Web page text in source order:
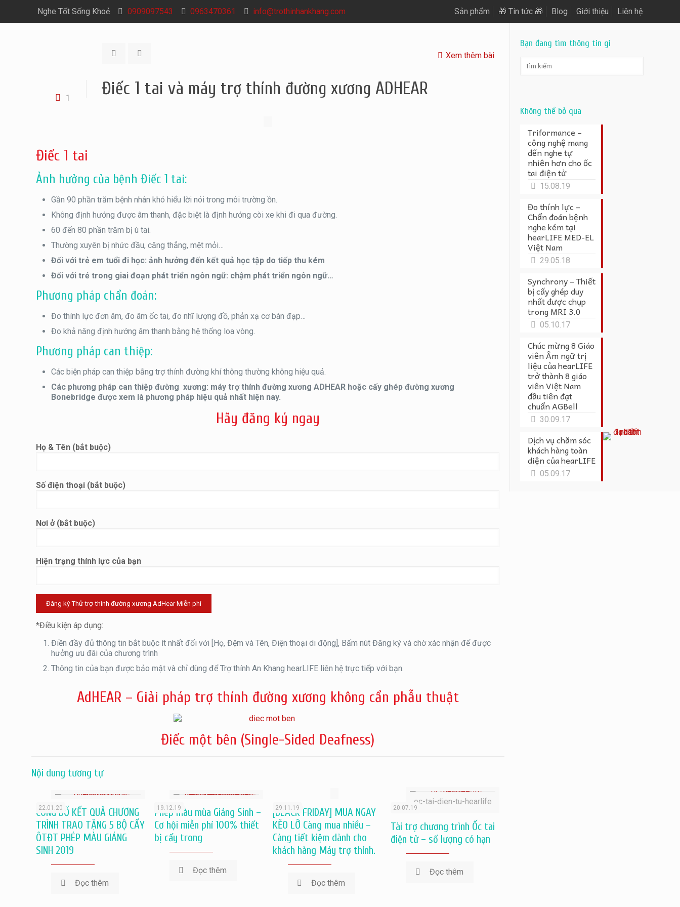
Nghe Tốt Sống Khoẻ 0909097543 0963470361 info@trothinhankhang.com Sản phẩm 🎁 Tin tức 🎁 Blog Giới thiệu Liên hệ
Xem thêm bài
1 Điếc 1 tai và máy trợ thính đường xương ADHEAR
Điếc 1 tai
Ảnh hưởng của bệnh Điếc 1 tai:
Gần 90 phần trăm bệnh nhân khó hiểu lời nói trong môi trường ồn.
Không định hướng được âm thanh, đặc biệt là định hướng còi xe khi đi qua đường.
60 đến 80 phần trăm bị ù tai.
Thường xuyên bị nhức đầu, căng thẳng, mệt mỏi…
Đối với trẻ em tuổi đi học: ảnh hưởng đến kết quả học tập do tiếp thu kém
Đối với trẻ trong giai đoạn phát triển ngôn ngữ: chậm phát triển ngôn ngữ…
Phương pháp chẩn đoán:
Đo thính lực đơn âm, đo âm ốc tai, đo nhĩ lượng đồ, phản xạ cơ bàn đạp…
Đo khả năng định hướng âm thanh bằng hệ thống loa vòng.
Phương pháp can thiệp:
Các biện pháp can thiệp bằng trợ thính đường khí thông thường không hiệu quả.
Các phương pháp can thiệp đường xương: máy trợ thính đường xương ADHEAR hoặc cấy ghép đường xương
Bonebridge được xem là phương pháp hiệu quả nhất hiện nay.
Hãy đăng ký ngay
Họ & Tên (bắt buộc)
Số điện thoại (bắt buộc)
Nơi ở (bắt buộc)
Hiện trạng thính lực của bạn
*Điều kiện áp dụng:
Điền đầy đủ thông tin bắt buộc ít nhất đối với [Họ, Đệm và Tên, Điện thoại di động], Bấm nút Đăng ký và chờ xác nhận để được
hưởng ưu đãi của chương trình
Thông tin của bạn được bảo mật và chỉ dùng để Trợ thính An Khang hearLIFE liên hệ trực tiếp với bạn.
AdHEAR – Giải pháp trợ thính đường xương không cần phẫu thuật
Điếc một bên (Single-Sided Deafness)
Nội dung tương tự
22.01.20
CÔNG BỐ KẾT QUẢ CHƯƠNG
TRÌNH TRAO TẶNG 5 BỘ CẤY
ÔTĐT PHÉP MÀU GIÁNG
SINH 2019
Đọc thêm
19.12.19
Phép màu mùa Giáng Sinh –
Cơ hội miễn phí 100% thiết
bị cấy trong
Đọc thêm
29.11.19
[BLACK FRIDAY] MUA NGAY
KẼO LỠ Càng mua nhiều –
Càng tiết kiệm dành cho
khách hàng Máy trợ thính.
Đọc thêm
oc-tai-dien-tu-hearlife
20.07.19
Tài trợ chương trình Ốc tai
điện tử – số lượng có hạn
Đọc thêm
Bạn đang tìm thông tin gì
Không thể bỏ qua
Triformance –
công nghệ mang
đến nghe tự
nhiên hơn cho ốc
tai điện tử
15.08.19
Đo thính lực –
Chẩn đoán bệnh
nghe kém tại
hearLIFE MED-EL
Việt Nam
29.05.18
Synchrony – Thiết
bị cấy ghép duy
nhất được chụp
trong MRI 3.0
05.10.17
Chúc mừng 8 Giáo
viên Âm ngữ trị
liệu của hearLIFE
trở thành 8 giáo
viên Việt Nam
đầu tiên đạt
chuẩn AGBell
30.09.17
Dịch vụ chăm sóc
khách hàng toàn
diện của hearLIFE
05.09.17